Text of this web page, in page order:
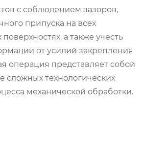
с соблюдением зазоров,
припуска на всех
а также учесть
от усилий закрепления
операция представляет собой
сложных технологических
механической обработки.